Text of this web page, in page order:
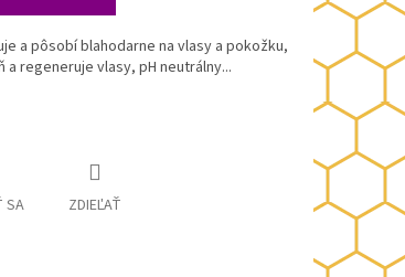
a pôsobí blahodarne na vlasy a pokožku,
regeneruje vlasy, pH neutrálny...
SA ZDIEĽAŤ